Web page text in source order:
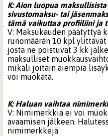
K: Aion luopua
sivustomaksu- tai
tämä vaikuttaa profiiliini ja
V: Maksukauden päätyttyä
runomäärän 10 kpl
josta ne poistuvat 3 kk
maksulliset
mikäli joitain aiempia
voi muokata.
K: Haluan vaihtaa
V: Nimimerkkiä ei voi
avaamisen jälkeen.
nimimerkkejä.